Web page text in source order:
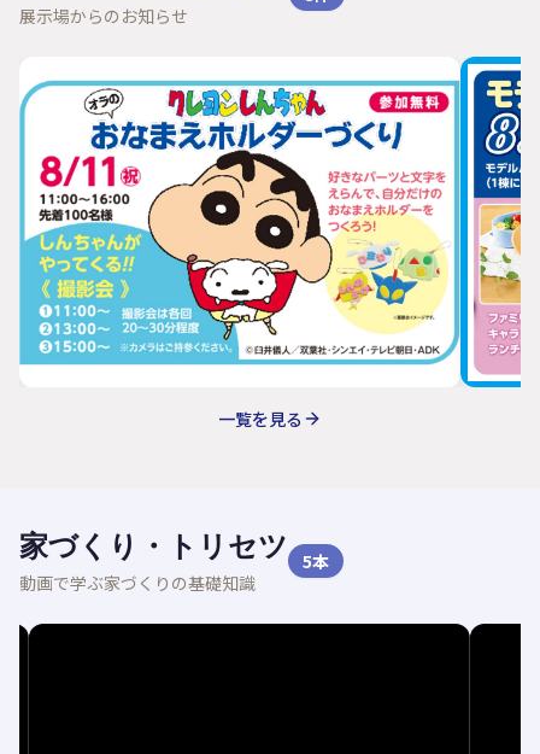
展示場からのお知らせ
一覧を見る
家づくり・トリセツ
動画で学ぶ家づくりの基礎知識
5本